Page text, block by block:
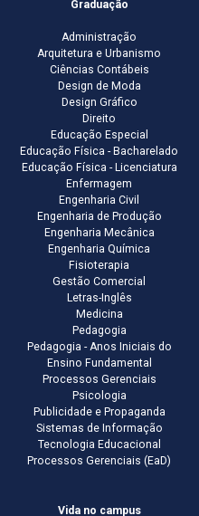
Graduação
Administração
Arquitetura e Urbanismo
Ciências Contábeis
Design de Moda
Design Gráfico
Direito
Educação Especial
Educação Física - Bacharelado
Educação Física - Licenciatura
Enfermagem
Engenharia Civil
Engenharia de Produção
Engenharia Mecânica
Engenharia Química
Fisioterapia
Gestão Comercial
Letras-Inglês
Medicina
Pedagogia
Pedagogia - Anos Iniciais do
Ensino Fundamental
Processos Gerenciais
Psicologia
Publicidade e Propaganda
Sistemas de Informação
Tecnologia Educacional
Processos Gerenciais (EaD)
Vida no campus